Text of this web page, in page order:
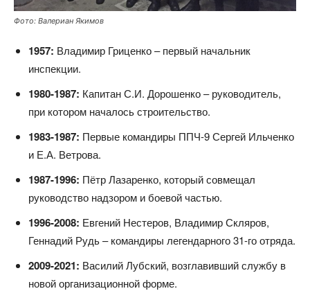
Фото: Валериан Якимов
1957: Владимир Гриценко – первый начальник
инспекции.
1980-1987: Капитан С.И. Дорошенко – руководитель,
при котором началось строительство.
1983-1987: Первые командиры ППЧ-9 Сергей Ильченко
и Е.А. Ветрова.
1987-1996: Пётр Лазаренко, который совмещал
руководство надзором и боевой частью.
1996-2008: Евгений Нестеров, Владимир Скляров,
Геннадий Рудь – командиры легендарного 31-го отряда.
2009-2021: Василий Лубский, возглавивший службу в
новой организационной форме.